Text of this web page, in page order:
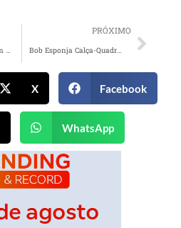
ALE e Corinthians criam promoção para os clientes dos postos de combustíveis
PRÓXIMO
Bob Esponja Calça-Quadrada é a nova surpresa dos kits Habib’s e Ragazzo
X Facebook
WhatsApp